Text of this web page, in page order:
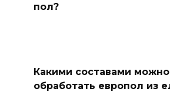
пол?
Какими составами можно
обработать европол из